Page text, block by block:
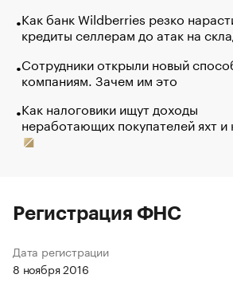
Как банк Wildberries резко
кредиты селлерам до атак на
Сотрудники открыли новый
компаниям. Зачем им это
Как налоговики ищут доходы
неработающих покупателей яхт и
Регистрация ФНС
Дата регистрации
8 ноября 2016